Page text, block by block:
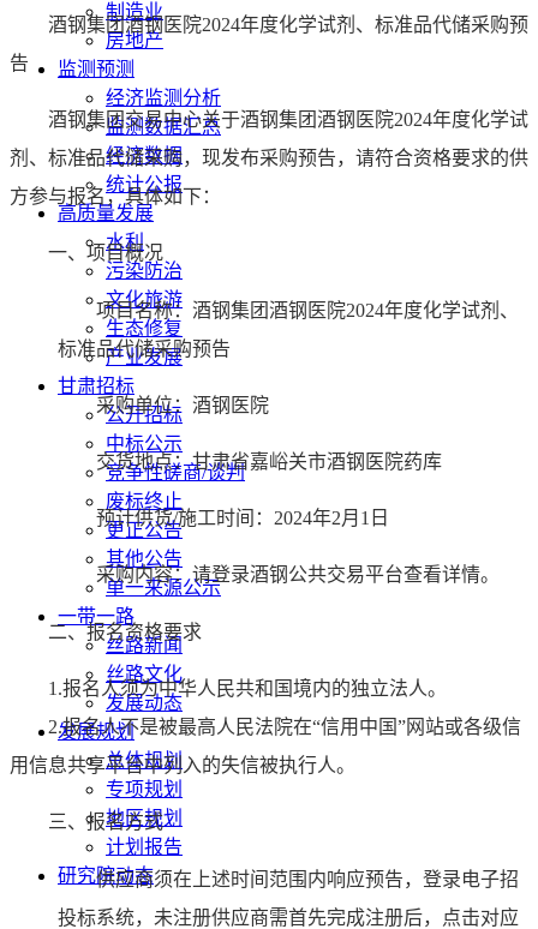
制造业
房地产
监测预测
经济监测分析
监测数据汇总
经济数据
统计公报
高质量发展
水利
污染防治
文化旅游
生态修复
产业发展
甘肃招标
公开招标
中标公示
竞争性磋商/谈判
废标终止
更正公告
其他公告
单一来源公示
一带一路
丝路新闻
丝路文化
发展动态
发展规划
总体规划
专项规划
地区规划
计划报告
研究院动态
酒钢集团酒钢医院2024年度化学试剂、标准品代储采购预
告
酒钢集团交易中心关于酒钢集团酒钢医院2024年度化学试
剂、标准品代储采购，现发布采购预告，请符合资格要求的供
方参与报名，具体如下：
一、项目概况
项目名称： 酒钢集团酒钢医院2024年度化学试剂、
标准品代储采购预告
采购单位： 酒钢医院
交货地点：甘肃省嘉峪关市酒钢医院药库
预计供货/施工时间： 2024年2月1日
采购内容：请登录酒钢公共交易平台查看详情。
二、报名资格要求
1.报名人须为中华人民共和国境内的独立法人。
2.报名人不是被最高人民法院在“信用中国”网站或各级信
用信息共享平台中列入的失信被执行人。
三、报名方式
供应商须在上述时间范围内响应预告，登录电子招
投标系统，未注册供应商需首先完成注册后，点击对应